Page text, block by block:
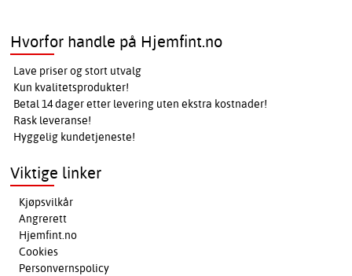
Hvorfor handle på Hjemfint.no
Lave priser og stort utvalg
Kun kvalitetsprodukter!
Betal 14 dager etter levering uten ekstra kostnader!
Rask leveranse!
Hyggelig kundetjeneste!
Viktige linker
Kjøpsvilkår
Angrerett
Hjemfint.no
Cookies
Personvernspolicy